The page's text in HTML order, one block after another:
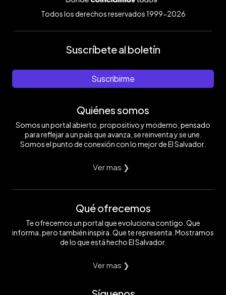
Todos los derechos reservados 1999-2026
Suscríbete al boletín
Suscribirme
Quiénes somos
Somos un portal abierto, propositivo y moderno, pensado
para reflejar a un país que avanza, se reinventa y se une.
Somos el punto de conexión con lo mejor de El Salvador.
Ver mas ❯
Qué ofrecemos
Te ofrecemos un portal que evoluciona contigo. Que
informa, pero también inspira. Que te representa. Mostramos
de lo que está hecho El Salvador.
Ver mas ❯